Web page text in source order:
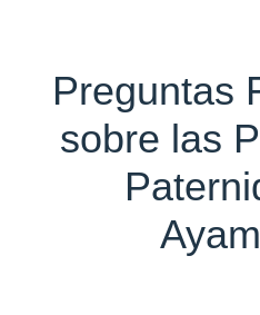
Preguntas
sobre las